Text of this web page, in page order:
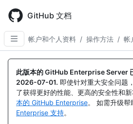
main
content
GitHub 文档
帐户和个人资料 / 操作方法 / 帐
此版本的 GitHub Enterprise Server
2026-07-01. 即使针对重大安全问题
了获得更好的性能、更高的安全性和
本的 GitHub Enterprise。 如需升级帮
Enterprise 支持。